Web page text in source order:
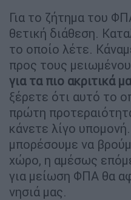
Για το ζήτημα του
θετική διάθεση.
το οποίο λέτε.
προς τους
για τα πιο ακριτικά
ξέρετε ότι αυτό το
πρώτη
κάνετε λίγο
μπορέσουμε να
χώρο, η αμέσως
για μείωση ΦΠΑ θα
νησιά μας.